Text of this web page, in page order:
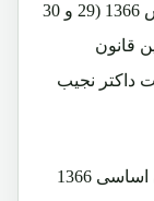
جرگه با اشتراک 1500 نفر بتاریخ 8 و 9 قوس 1366 (29 و 30
قانون
داکتر نجیب
نگاهی مختصر به اهم مطالب مندرج قانون اساسی 1366